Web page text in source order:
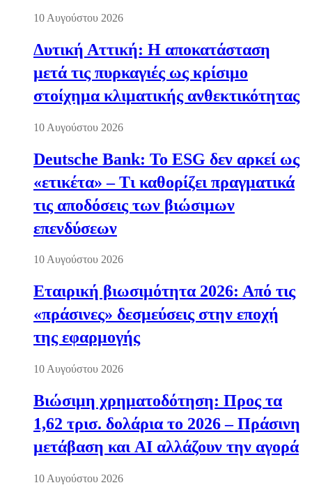
10 Αυγούστου 2026
Δυτική Αττική: Η αποκατάσταση
μετά τις πυρκαγιές ως κρίσιμο
στοίχημα κλιματικής ανθεκτικότητας
10 Αυγούστου 2026
Deutsche Bank: Το ESG δεν αρκεί ως
«ετικέτα» – Τι καθορίζει πραγματικά
τις αποδόσεις των βιώσιμων
επενδύσεων
10 Αυγούστου 2026
Εταιρική βιωσιμότητα 2026: Από τις
«πράσινες» δεσμεύσεις στην εποχή
της εφαρμογής
10 Αυγούστου 2026
Βιώσιμη χρηματοδότηση: Προς τα
1,62 τρισ. δολάρια το 2026 – Πράσινη
μετάβαση και AI αλλάζουν την αγορά
10 Αυγούστου 2026